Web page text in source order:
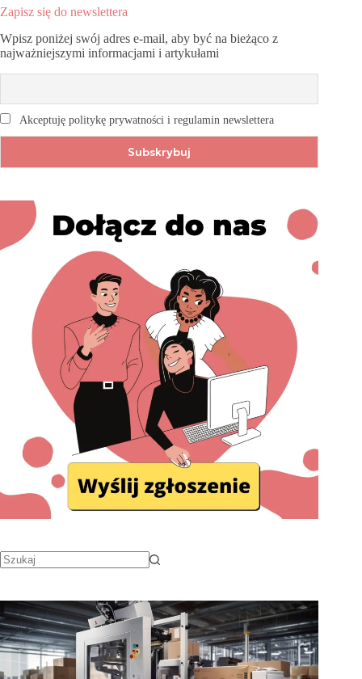
Zapisz się do newslettera
Wpisz poniżej swój adres e-mail, aby być na bieżąco z
najważniejszymi informacjami i artykułami
Akceptuję politykę prywatności i regulamin newslettera